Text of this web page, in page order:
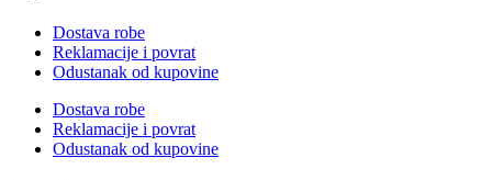
Dostava robe
Reklamacije i povrat
Odustanak od kupovine
Dostava robe
Reklamacije i povrat
Odustanak od kupovine